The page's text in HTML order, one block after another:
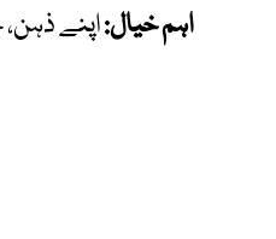
اہم خیال:اپنے